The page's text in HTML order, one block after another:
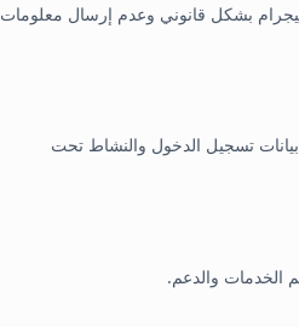
بشكل قانوني وعدم إرسال معلومات
تسجيل الدخول والنشاط تحت
الخدمات والدعم.